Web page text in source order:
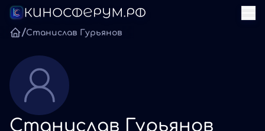
/Станислав Гурьянов
Станислав Гурьянов